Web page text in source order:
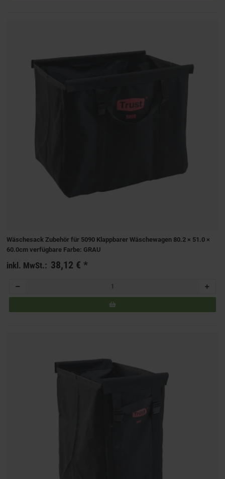
Wäschesack Zubehör für 5090 Klappbarer Wäschewagen 80.2 × 51.0 ×
60.0cm verfügbare Farbe: GRAU
inkl. MwSt.: 38,12 €*